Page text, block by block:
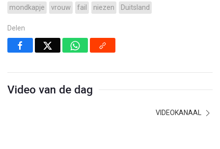
mondkapje vrouw fail niezen Duitsland
Delen
Video van de dag
VIDEOKANAAL